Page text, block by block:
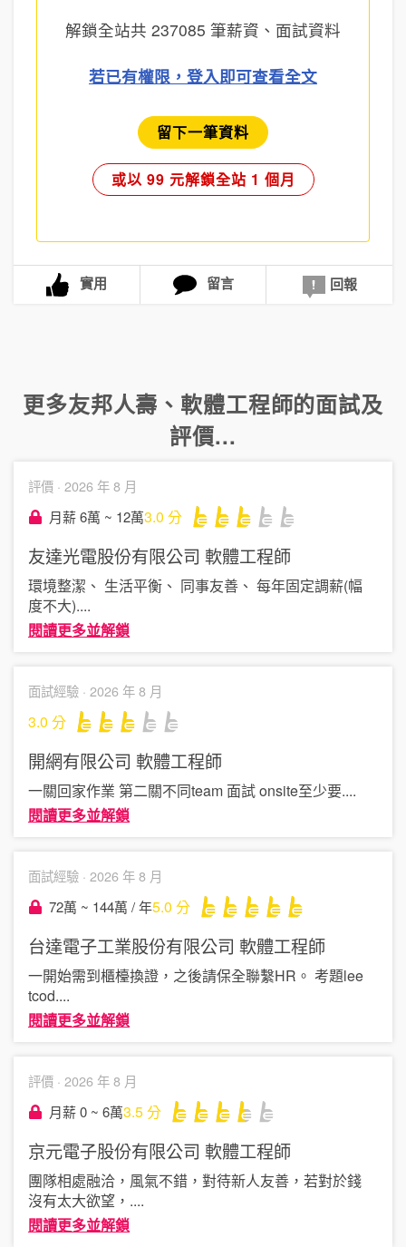
解鎖全站共 237085 筆薪資、面試資料
若已有權限，登入即可查看全文
留下一筆資料
或以 99 元解鎖全站 1 個月
實用 留言 回報
更多友邦人壽 、 軟體工程師的面試及
評價...
評價 · 2026 年 8 月
月薪 6萬 ~ 12萬3.0 分
友達光電股份有限公司 軟體工程師
環境整潔、 生活平衡、 同事友善、 每年固定調薪(幅
度不大)....
閱讀更多並解鎖
面試經驗 · 2026 年 8 月
3.0 分
開網有限公司 軟體工程師
一關回家作業 第二關不同team 面試 onsite至少要....
閱讀更多並解鎖
面試經驗 · 2026 年 8 月
72萬 ~ 144萬 / 年5.0 分
台達電子工業股份有限公司 軟體工程師
一開始需到櫃檯換證，之後請保全聯繫HR。 考題lee
tcod....
閱讀更多並解鎖
評價 · 2026 年 8 月
月薪 0 ~ 6萬3.5分
京元電子股份有限公司 軟體工程師
團隊相處融洽，風氣不錯，對待新人友善，若對於錢
沒有太大欲望， ....
閱讀更多並解鎖